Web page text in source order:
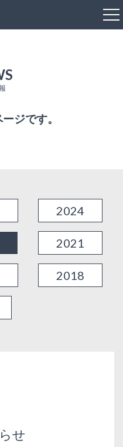
ジです。
2024
2021
2018
せ